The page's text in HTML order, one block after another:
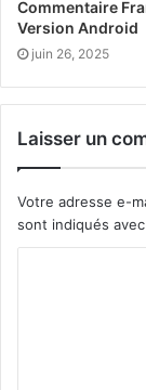
Commentaire
Version Android
juin 26, 2025
Laisser un
Votre adresse e-
sont indiqués avec